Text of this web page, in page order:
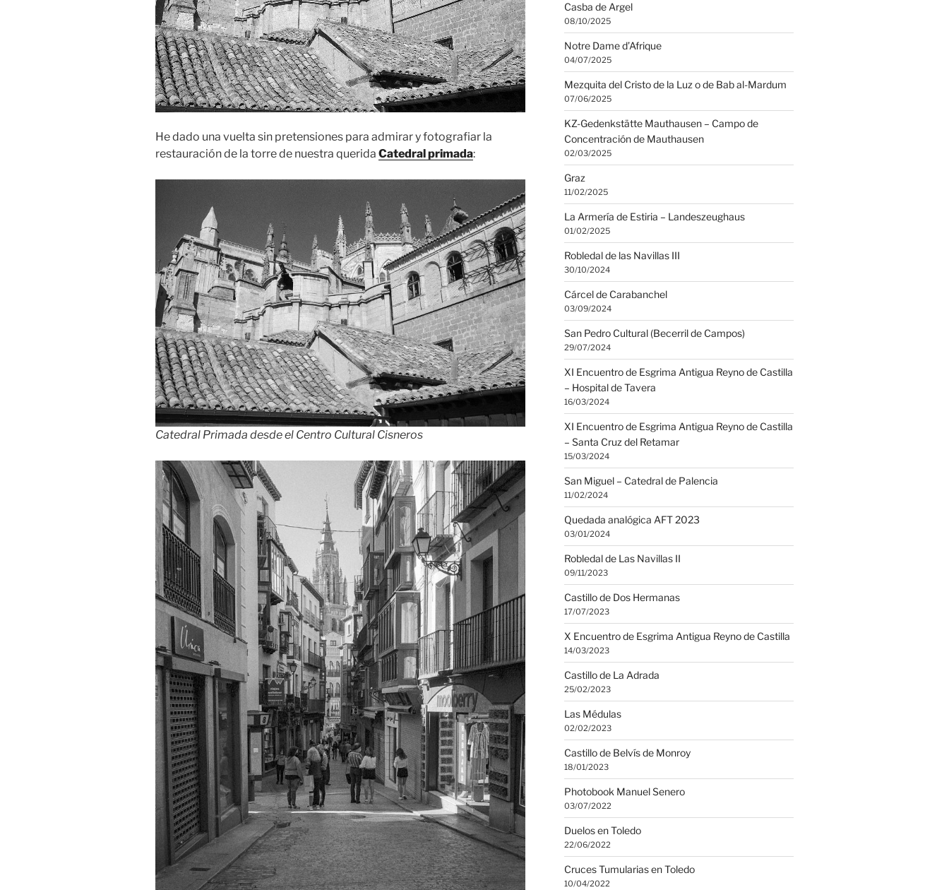
He dado una vuelta sin pretensiones para admirar y fotografiar la
restauración de la torre de nuestra querida Catedral primada:
Catedral Primada desde el Centro Cultural Cisneros
Casba de Argel
08/10/2025
Notre Dame d’Afrique
04/07/2025
Mezquita del Cristo de la Luz o de Bab al-Mardum
07/06/2025
KZ-Gedenkstätte Mauthausen – Campo de
Concentración de Mauthausen
02/03/2025
Graz
11/02/2025
La Armería de Estiria – Landeszeughaus
01/02/2025
Robledal de las Navillas III
30/10/2024
Cárcel de Carabanchel
03/09/2024
San Pedro Cultural (Becerril de Campos)
29/07/2024
XI Encuentro de Esgrima Antigua Reyno de Castilla
– Hospital de Tavera
16/03/2024
XI Encuentro de Esgrima Antigua Reyno de Castilla
– Santa Cruz del Retamar
15/03/2024
San Miguel – Catedral de Palencia
11/02/2024
Quedada analógica AFT 2023
03/01/2024
Robledal de Las Navillas II
09/11/2023
Castillo de Dos Hermanas
17/07/2023
X Encuentro de Esgrima Antigua Reyno de Castilla
14/03/2023
Castillo de La Adrada
25/02/2023
Las Médulas
02/02/2023
Castillo de Belvís de Monroy
18/01/2023
Photobook Manuel Senero
03/07/2022
Duelos en Toledo
22/06/2022
Cruces Tumularias en Toledo
10/04/2022